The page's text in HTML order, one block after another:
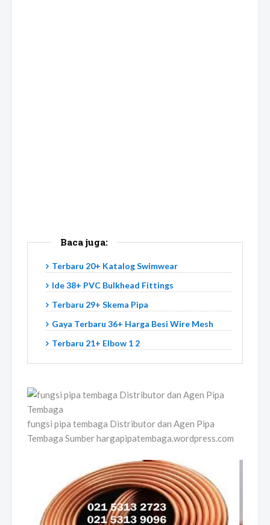
Baca juga:
Terbaru 20+ Katalog Swimwear
Ide 38+ PVC Bulkhead Fittings
Terbaru 29+ Skema Pipa
Gaya Terbaru 36+ Harga Besi Wire Mesh
Terbaru 21+ Elbow 1 2
fungsi pipa tembaga Distributor dan Agen Pipa
Tembaga Sumber hargapipatembaga.wordpress.com